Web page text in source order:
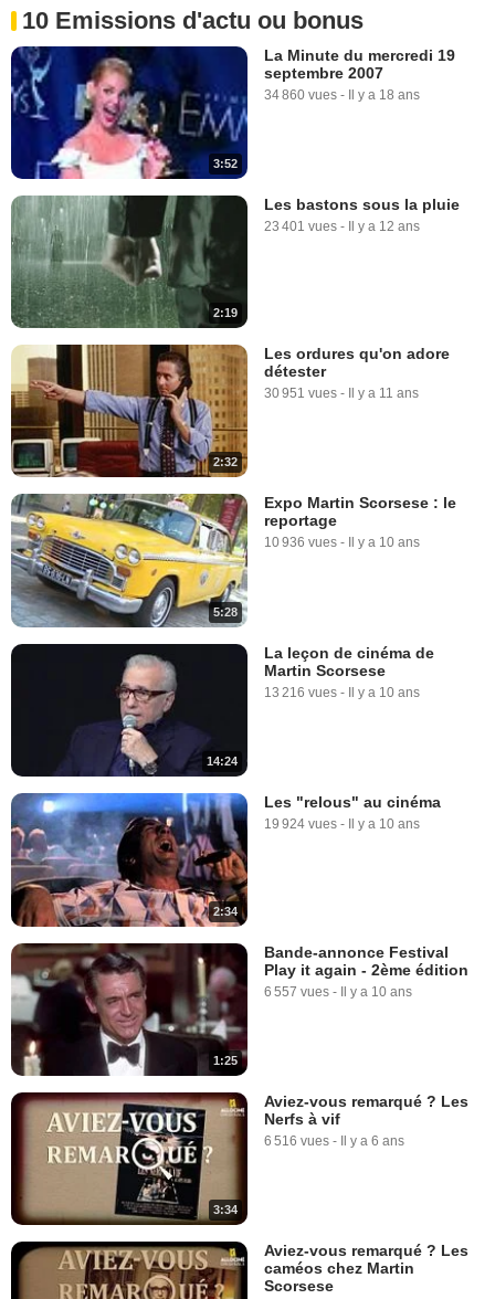
10 Emissions d'actu ou bonus
3:52
La Minute du mercredi 19
septembre 2007
34 860 vues - Il y a 18 ans
2:19
Les bastons sous la pluie
23 401 vues - Il y a 12 ans
2:32
Les ordures qu'on adore
détester
30 951 vues - Il y a 11 ans
5:28
Expo Martin Scorsese : le
reportage
10 936 vues - Il y a 10 ans
14:24
La leçon de cinéma de
Martin Scorsese
13 216 vues - Il y a 10 ans
2:34
Les "relous" au cinéma
19 924 vues - Il y a 10 ans
1:25
Bande-annonce Festival
Play it again - 2ème édition
6 557 vues - Il y a 10 ans
3:34
Aviez-vous remarqué ? Les
Nerfs à vif
6 516 vues - Il y a 6 ans
Aviez-vous remarqué ? Les
caméos chez Martin
Scorsese